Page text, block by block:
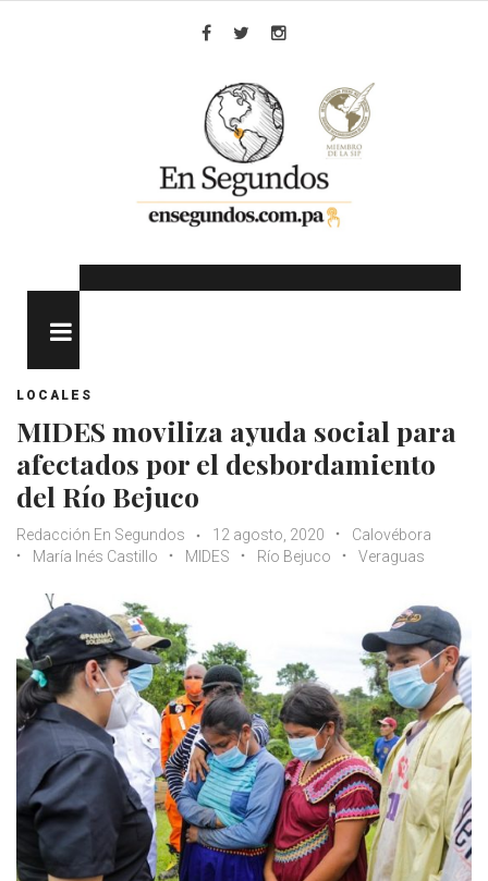
LOCALES
MIDES moviliza ayuda social para
afectados por el desbordamiento
del Río Bejuco
Redacción En Segundos 12 agosto, 2020
Calovébora
María Inés Castillo
MIDES Río Bejuco Veraguas